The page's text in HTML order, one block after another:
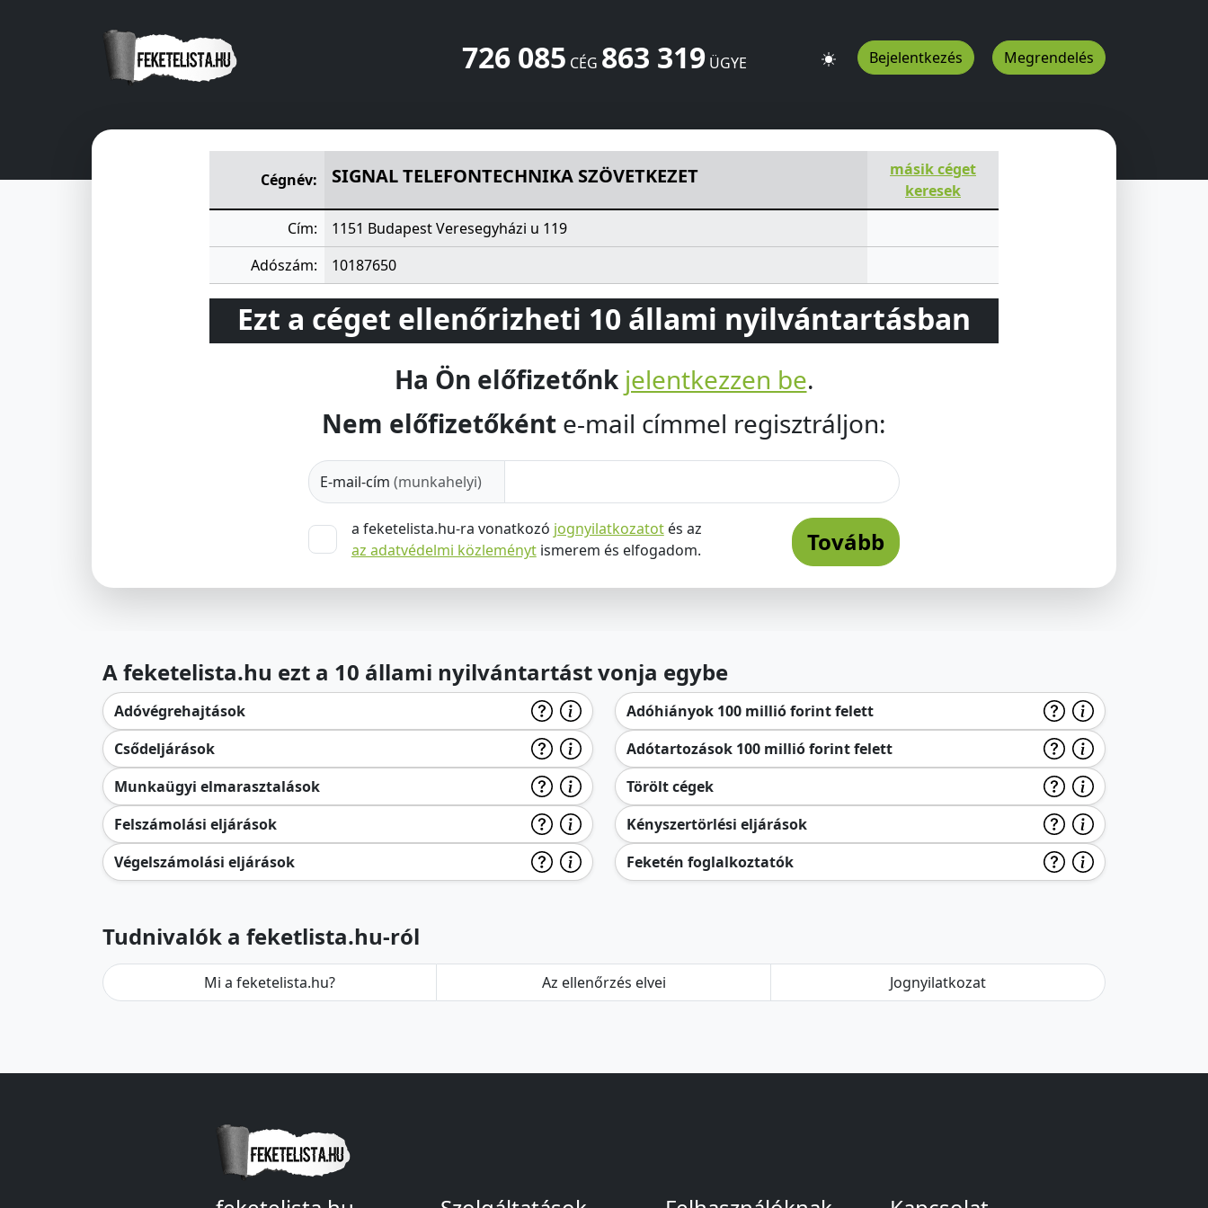
726 085 CÉG 863 319ÜGYE Bejelentkezés Megrendelés
Cégnév:
SIGNAL TELEFONTECHNIKA SZÖVETKEZET
másik céget
keresek
Cím:
1151 Budapest Veresegyházi u 119
Adószám:
10187650
Ezt a céget ellenőrizheti 10 állami nyilvántartásban
Ha Ön előfizetőnk jelentkezzen be.
Nem előfizetőként e-mail címmel regisztráljon:
E-mail-cím (munkahelyi)
a feketelista.hu-ra vonatkozó jognyilatkozatotés az
az adatvédelmi közleménytismerem és elfogadom. Tovább
A feketelista.hu ezt a 10 állami nyilvántartást vonja egybe
Adóvégrehajtások
Csődeljárások
Munkaügyi elmarasztalások
Felszámolási eljárások
Végelszámolási eljárások
Adóhiányok 100 millió forint felett
Adótartozások 100 millió forint felett
Törölt cégek
Kényszertörlési eljárások
Feketén foglalkoztatók
Tudnivalók a feketlista.hu-ról
Mi a feketelista.hu? Az ellenőrzés elvei Jognyilatkozat